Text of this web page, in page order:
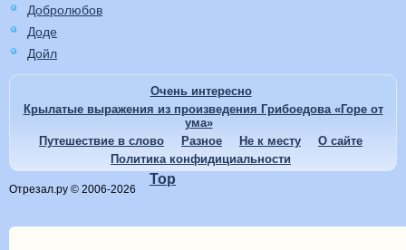
Добролюбов
Доде
Дойл
Очень интересно
Крылатые выражения из произведения Грибоедова «Горе от
ума»
Путешествие в слово
Разное Не к месту
О сайте
Политика конфидициальности
Отрезал.ру © 2006-2026
Top